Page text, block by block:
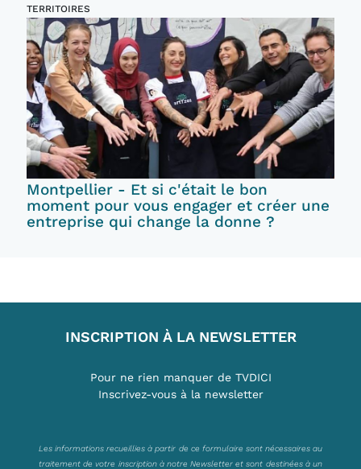
TERRITOIRES
Montpellier - Et si c'était le bon
moment pour vous engager et créer une
entreprise qui change la donne ?
INSCRIPTION À LA NEWSLETTER
Pour ne rien manquer de TVDICI
Inscrivez-vous à la newsletter
Les informations recueillies à partir de ce formulaire sont nécessaires au
traitement de votre inscription à notre Newsletter et sont destinées à un